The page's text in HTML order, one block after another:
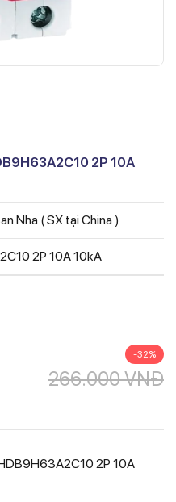
2P 10A
Nha ( SX tại China )
2P 10A 10kA
-32%
266.000VNĐ
2P 10A